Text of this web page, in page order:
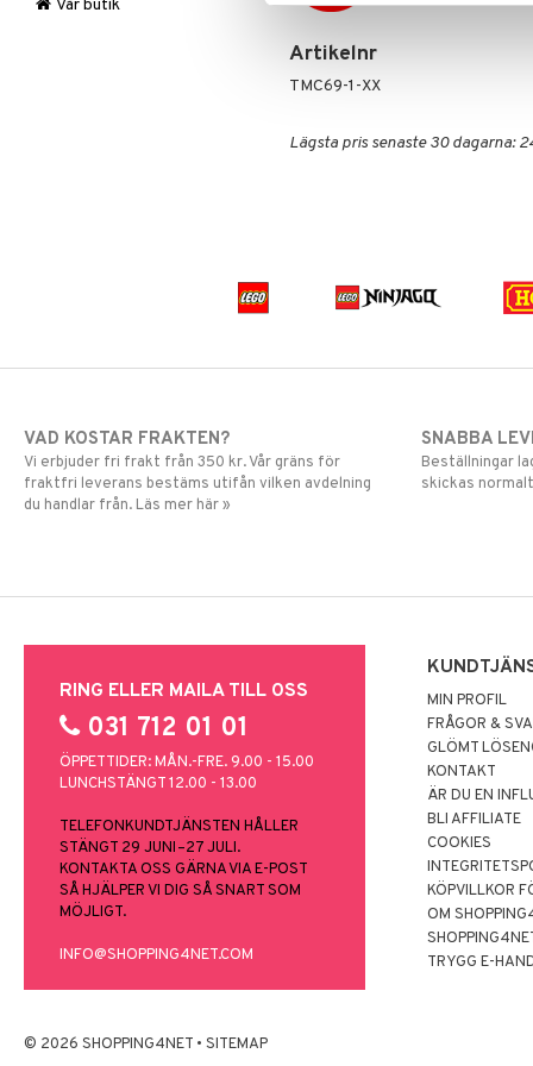
Artikelnr
TMC69-1-XX
Lägsta pris senaste 30 dagarna:
Mulle
LEGO Super Heroes
Stickers
Vår butik
VAD KOSTAR FRAKTEN?
Vi erbjuder fri frakt från 350 kr. Vår gräns för
fraktfri leverans bestäms utifån vilken avdelning
du handlar från. Läs mer här »
SNABBA
Beställningar
skickas
RING ELLER MAILA TILL OSS
031 712 01 01
ÖPPETTIDER: MÅN.-FRE. 9.00 - 15.00
LUNCHSTÄNGT 12.00 - 13.00
TELEFONKUNDTJÄNSTEN HÅLLER
STÄNGT 29 JUNI–27 JULI.
KONTAKTA OSS GÄRNA VIA E-POST
SÅ HJÄLPER VI DIG SÅ SNART SOM
MÖJLIGT.
INFO@SHOPPING4NET.COM
MIN PROFIL
FRÅGOR &
GLÖMT
KONTAKT
ÄR DU EN
BLI AFFILIATE
COOKIES
KÖPVILLKOR
OM
TRYGG E-
© 2026 SHOPPING4NET • SITEMAP